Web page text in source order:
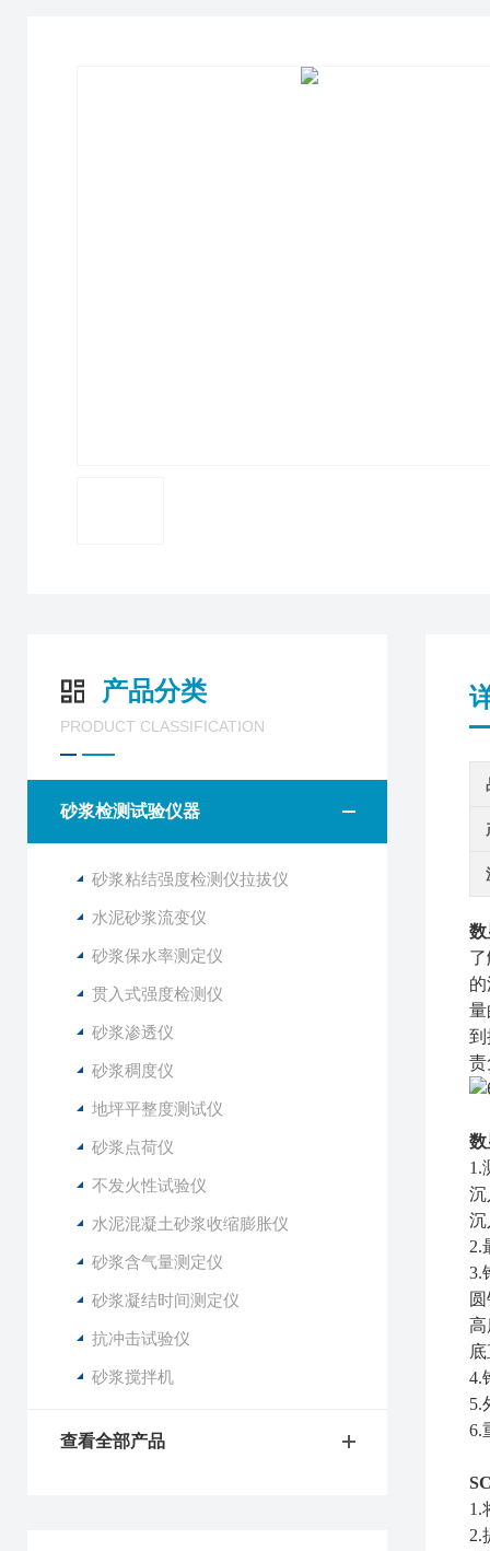
产品分类
PRODUCT CLASSIFICATION
砂浆检测试验仪器
砂浆粘结强度检测仪拉拔仪
水泥砂浆流变仪
砂浆保水率测定仪
贯入式强度检测仪
砂浆渗透仪
砂浆稠度仪
地坪平整度测试仪
砂浆点荷仪
不发火性试验仪
水泥混凝土砂浆收缩膨胀仪
砂浆含气量测定仪
砂浆凝结时间测定仪
抗冲击试验仪
砂浆搅拌机
查看全部产品
数
量
到
责
数
1.
沉
2.
3.
高
4.
5.
6.
1.
2.